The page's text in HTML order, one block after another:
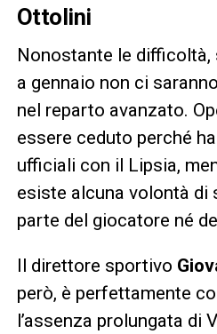
Ottolini
Nonostante le difficoltà,
a gennaio non ci
nel reparto avanzato.
essere ceduto perché
ufficiali con il Lipsia,
esiste alcuna volontà di
parte del giocatore né
Il direttore sportivo
però, è perfettamente
l’assenza prolungata di